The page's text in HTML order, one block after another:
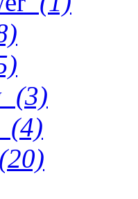
(3)
(4)
(20)